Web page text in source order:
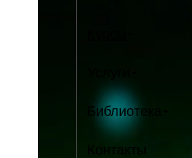
Библиотека
Контакты